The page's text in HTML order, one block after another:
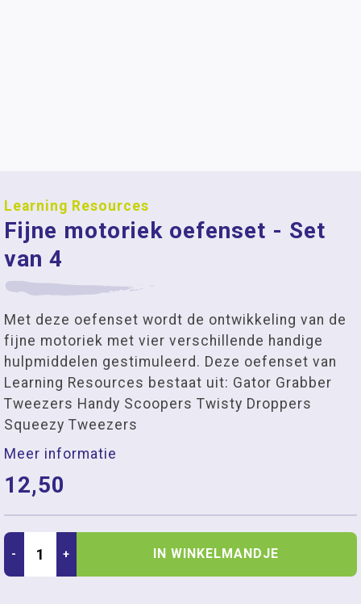
Learning Resources
Fijne motoriek oefenset - Set
van 4
Met deze oefenset wordt de ontwikkeling van de
fijne motoriek met vier verschillende handige
hulpmiddelen gestimuleerd. Deze oefenset van
Learning Resources bestaat uit: Gator Grabber
Tweezers Handy Scoopers Twisty Droppers
Squeezy Tweezers
Meer informatie
12,50
- + IN WINKELMANDJE